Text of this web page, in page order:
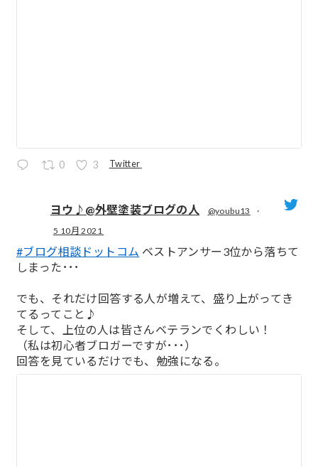
0 3 Twitter
ヨウ♪@外壁塗装ブログの人 @youbu13
·
5 10月 2021
#ブログ相談ドットコム ベストアンサー3位から落ちて
しまった･･･
でも、それだけ回答する人が増えて、盛り上がってき
てるってこと♪
そして、上位の人は皆さんベテランでくわしい！
（私は初心者ブロガーですが･･･）
回答を見ているだけでも、勉強になる。